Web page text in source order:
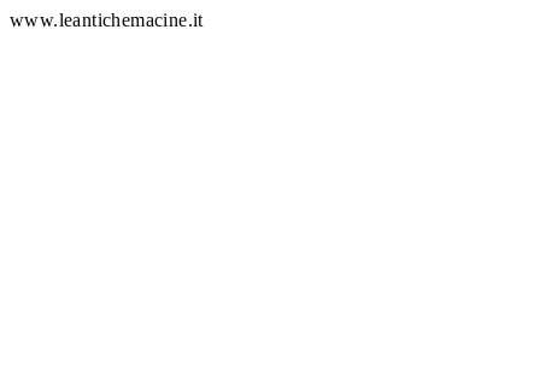
www.leantichemacine.it